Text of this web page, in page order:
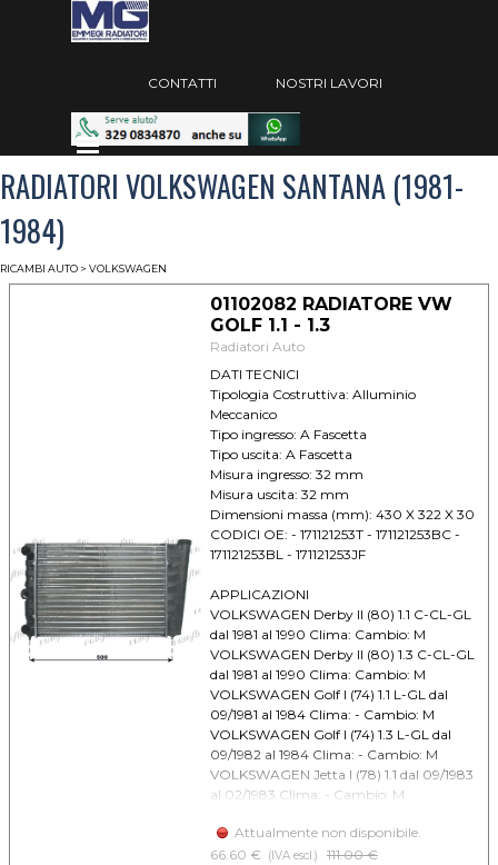
Vai ai contenuti
Salta menù
CONTATTI NOSTRI LAVORI
Salta menù
RADIATORI VOLKSWAGEN SANTANA (1981-
1984)
RICAMBI AUTO > VOLKSWAGEN
01102082 RADIATORE VW
GOLF 1.1 - 1.3
Radiatori Auto
DATI TECNICI
Tipologia Costruttiva: Alluminio
Meccanico
Tipo ingresso: A Fascetta
Tipo uscita: A Fascetta
Misura ingresso: 32 mm
Misura uscita: 32 mm
Dimensioni massa (mm): 430 X 322 X 30
CODICI OE: - 171121253T - 171121253BC -
171121253BL - 171121253JF
APPLICAZIONI
VOLKSWAGEN Derby II (80) 1.1 C-CL-GL
dal 1981 al 1990 Clima: Cambio: M
VOLKSWAGEN Derby II (80) 1.3 C-CL-GL
dal 1981 al 1990 Clima: Cambio: M
VOLKSWAGEN Golf I (74) 1.1 L-GL dal
09/1981 al 1984 Clima: - Cambio: M
VOLKSWAGEN Golf I (74) 1.3 L-GL dal
09/1982 al 1984 Clima: - Cambio: M
VOLKSWAGEN Jetta I (78) 1.1 dal 09/1983
al 02/1983 Clima: - Cambio: M
al 02/1983 Clima: - Cambio: M
VOLKSWAGEN Passat II (80) 1.6 Mot.
Attualmente non disponibile.
66.60 €
(IVA escl.) Prezzo senza sconto
111.00 €